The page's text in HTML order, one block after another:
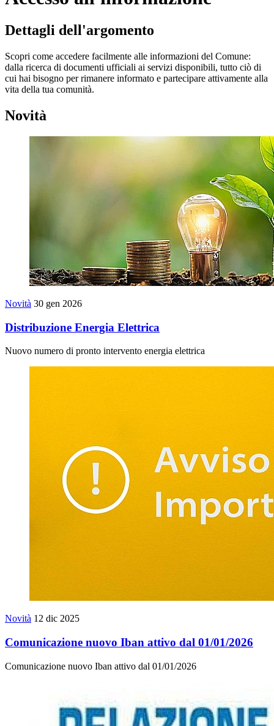
Dettagli dell'argomento
Scopri come accedere facilmente alle informazioni del Comune:
dalla ricerca di documenti ufficiali ai servizi disponibili, tutto ciò di
cui hai bisogno per rimanere informato e partecipare attivamente alla
vita della tua comunità.
Novità
Novità 30 gen 2026
Distribuzione Energia Elettrica
Nuovo numero di pronto intervento energia elettrica
Novità 12 dic 2025
Comunicazione nuovo Iban attivo dal 01/01/2026
Comunicazione nuovo Iban attivo dal 01/01/2026